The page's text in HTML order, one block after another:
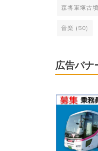
森将軍塚古墳
音楽 (50)
広告バナ